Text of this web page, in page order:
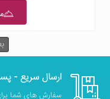
ارسال سریع -